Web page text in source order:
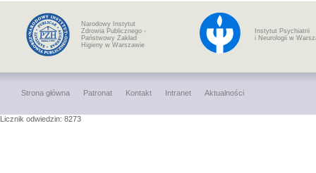
Narodowy Instytut
Zdrowia Publicznego -
Państwowy Zakład
Higieny w Warszawie
Instytut Psychiatrii
i Neurologii w
Strona główna Patronat Kontakt Intranet Aktualności
Licznik odwiedzin: 8273